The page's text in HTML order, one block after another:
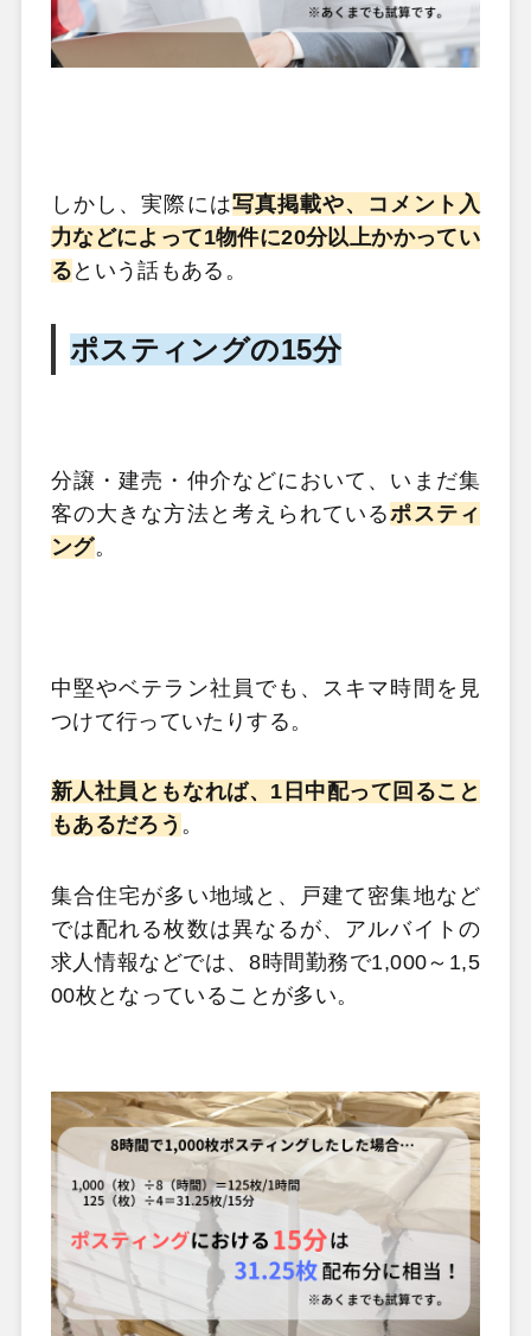
しかし、実際には写真掲載や、コメント入
力などによって1物件に20分以上かかってい
る という話もある。
ポスティングの15分
分譲・建売・仲介などにおいて、いまだ集
客の大きな方法と考えられているポスティ
ング。
中堅やベテラン社員でも、スキマ時間を見
つけて行っていたりする。
新人社員ともなれば、1日中配って回ること
もあるだろう 。
集合住宅が多い地域と、戸建て密集地など
では配れる枚数は異なるが、アルバイトの
求人情報などでは、8時間勤務で1,000～1,5
00枚となっていることが多い。